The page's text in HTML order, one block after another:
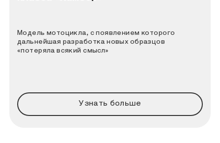
Модель мотоцикла, с появлением которого
дальнейшая разработка новых образцов
«потеряла всякий смысл»
Узнать больше